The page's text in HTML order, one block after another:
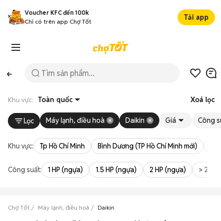
Voucher KFC đến 100k
Chỉ có trên app Chợ Tốt
Tải app
Khu vực: Toàn quốc Xoá lọc
Lọc Máy lạnh, điều hoà Daikin Giá Công
Khu vực: Tp Hồ Chí Minh Bình Dương (TP Hồ Chí Minh mới)
Công suất: 1 HP (ngựa) 1.5 HP (ngựa) 2 HP (ngựa) > 2
Chợ Tốt Máy lạnh, điều hoà Daikin